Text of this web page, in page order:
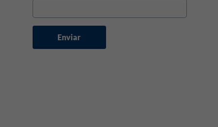
Enviar